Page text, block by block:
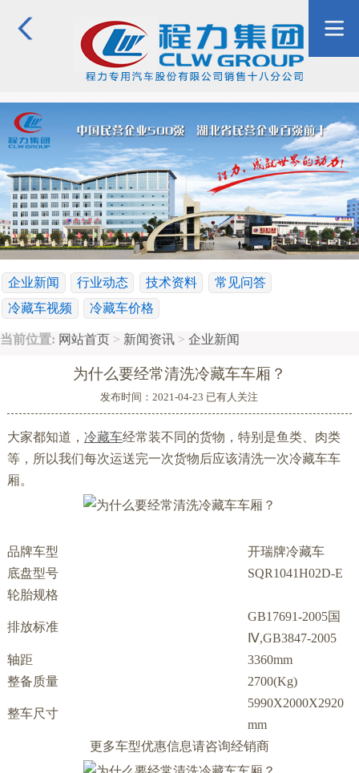
企业新闻 行业动态 技术资料
常见问答
冷藏车视频
冷藏车价格
当前位置: 网站首页 > 新闻资讯 > 企业新闻
为什么要经常清洗冷藏车车厢？
发布时间：2021-04-23 已有人关注
大家都知道， 冷藏车经常装不同的货物，特别是鱼类、肉类
等，所以我们每次运送完一次货物后应该清洗一次冷藏车车
厢。
品牌车型
开瑞牌冷藏车
底盘型号
SQR1041H02D-E
轮胎规格
排放标准
GB17691-2005国
Ⅳ,GB3847-2005
轴距
3360mm
整备质量
2700(Kg)
整车尺寸
5990X2000X2920
mm
更多车型优惠信息请咨询经销商